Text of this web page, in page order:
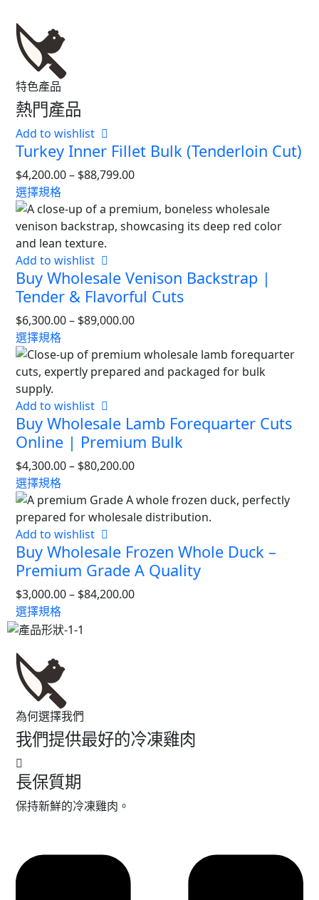
特色產品
熱門產品
Add to wishlist
Turkey Inner Fillet Bulk (Tenderloin Cut)
$4,200.00– $88,799.00
選擇規格
Add to wishlist
Buy Wholesale Venison Backstrap |
Tender & Flavorful Cuts
$6,300.00– $89,000.00
選擇規格
Add to wishlist
Buy Wholesale Lamb Forequarter Cuts
Online | Premium Bulk
$4,300.00– $80,200.00
選擇規格
Add to wishlist
Buy Wholesale Frozen Whole Duck –
Premium Grade A Quality
$3,000.00– $84,200.00
選擇規格
為何選擇我們
我們提供最好的冷凍雞肉
長保質期
保持新鮮的冷凍雞肉。